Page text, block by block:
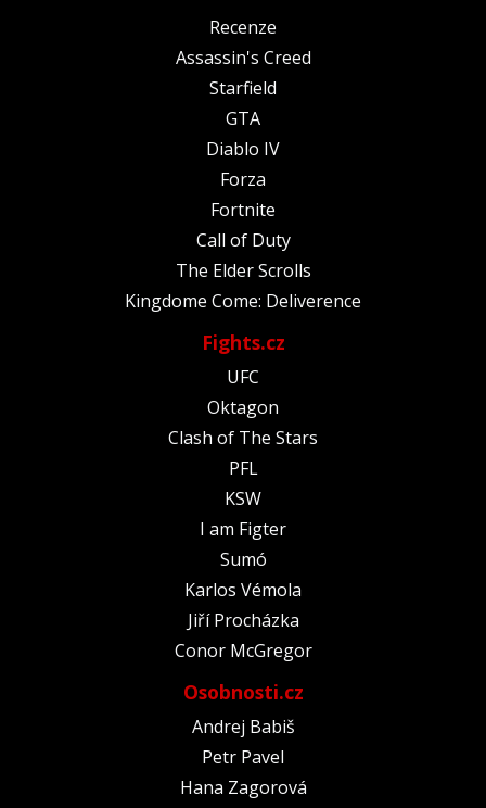
Recenze
Assassin's Creed
Starfield
GTA
Diablo IV
Forza
Fortnite
Call of Duty
The Elder Scrolls
Kingdome Come: Deliverence
Fights.cz
UFC
Oktagon
Clash of The Stars
PFL
KSW
I am Figter
Sumó
Karlos Vémola
Jiří Procházka
Conor McGregor
Osobnosti.cz
Andrej Babiš
Petr Pavel
Hana Zagorová